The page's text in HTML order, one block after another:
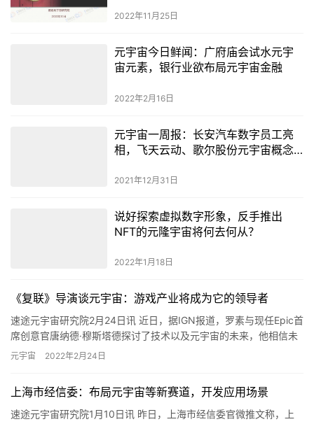
2022年11月25日
元宇宙今日鲜闻：广府庙会试水元宇
宙元素，银行业欲布局元宇宙金融
2022年2月16日
元宇宙一周报：长安汽车数字员工亮
相，飞天云动、歌尔股份元宇宙概念
2021年12月31日
说好探索虚拟数字形象，反手推出
NFT的元隆宇宙将何去何从？
2022年1月18日
《复联》导演谈元宇宙：游戏产业将成为它的领导者
速途元宇宙研究院2月24日讯 近日，据IGN报道，罗素与现任Epic首
席创意官唐纳德·穆斯塔德探讨了技术以及元宇宙的未来，他相信未
来将是虚拟的：“传统的电影制品厂不了解技术，这不是…
元宇宙 2022年2月24日
上海市经信委：布局元宇宙等新赛道，开发应用场景
速途元宇宙研究院1月10日讯 昨日，上海市经信委官微推文称，上